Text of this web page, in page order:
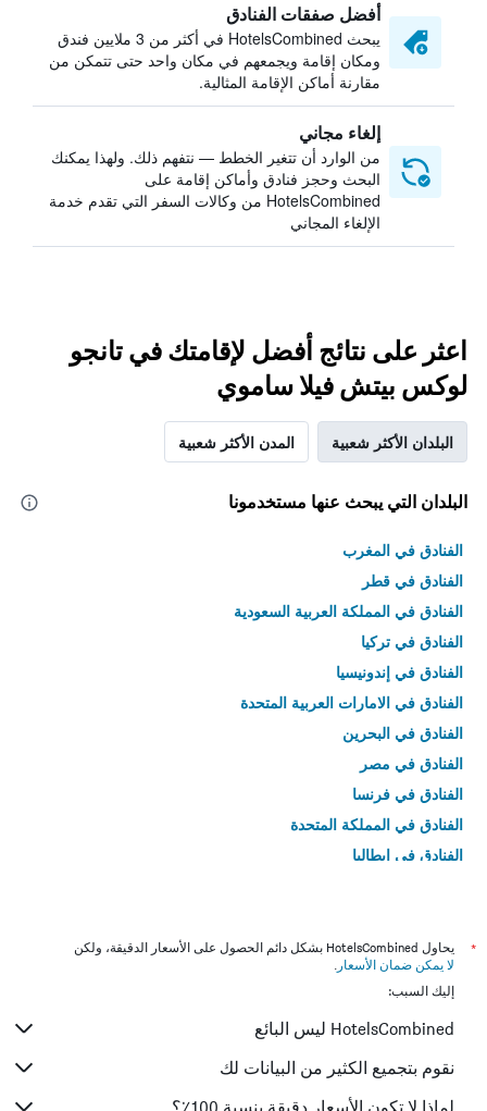
أفضل صفقات الفنادق
يبحث HotelsCombined في أكثر من 3 ملايين فندق
ومكان إقامة ويجمعهم في مكان واحد حتى تتمكن من
مقارنة أماكن الإقامة المثالية.
إلغاء مجاني
من الوارد أن تتغير الخطط — نتفهم ذلك. ولهذا يمكنك
البحث وحجز فنادق وأماكن إقامة على
HotelsCombined من وكالات السفر التي تقدم خدمة
الإلغاء المجاني
اعثر على نتائج أفضل لإقامتك في تانجو
لوكس بيتش فيلا ساموي
البلدان الأكثر شعبية المدن الأكثر شعبية
البلدان التي يبحث عنها مستخدمونا
الفنادق في المغرب
الفنادق في قطر
الفنادق في المملكة العربية السعودية
الفنادق في تركيا
الفنادق في إندونيسيا
الفنادق في الامارات العربية المتحدة
الفنادق في البحرين
الفنادق في مصر
الفنادق في فرنسا
الفنادق في المملكة المتحدة
الفنادق في إيطاليا
*
يحاول HotelsCombined بشكل دائم الحصول على الأسعار الدقيقة، ولكن
لا يمكن ضمان الأسعار .
إليك السبب:
HotelsCombined ليس البائع
نقوم بتجميع الكثير من البيانات لك
لماذا لا تكون الأسعار دقيقة بنسبة 100٪؟